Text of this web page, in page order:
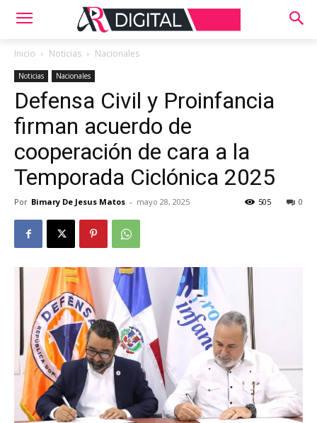
Inicio Noticias Nacionales
Noticias Nacionales
Defensa Civil y Proinfancia
firman acuerdo de
cooperación de cara a la
Temporada Ciclónica 2025
Por Bimary De Jesus Matos - mayo 28, 2025 0
505